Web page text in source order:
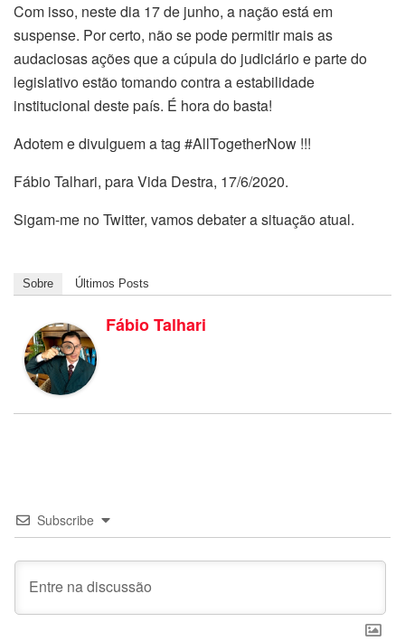
Com isso, neste dia 17 de junho, a nação está em
suspense. Por certo, não se pode permitir mais as
audaciosas ações que a cúpula do judiciário e parte do
legislativo estão tomando contra a estabilidade
institucional deste país. É hora do basta!
Adotem e divulguem a tag #AllTogetherNow !!!
Fábio Talhari, para Vida Destra, 17/6/2020.
Sigam-me no Twitter, vamos debater a situação atual.
Sobre Últimos Posts
Fábio Talhari
Subscribe